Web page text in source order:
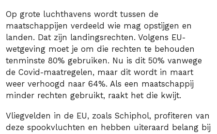
Op grote luchthavens wordt tussen de
maatschappijen verdeeld wie mag opstijgen en
landen. Dat zijn landingsrechten. Volgens EU-
wetgeving moet je om die rechten te behouden
tenminste 80% gebruiken. Nu is dit 50% vanwege
de Covid-maatregelen, maar dit wordt in maart
weer verhoogd naar 64%. Als een maatschappij
minder rechten gebruikt, raakt het die kwijt.
Vliegvelden in de EU, zoals Schiphol, profiteren van
deze spookvluchten en hebben uiteraard belang bij